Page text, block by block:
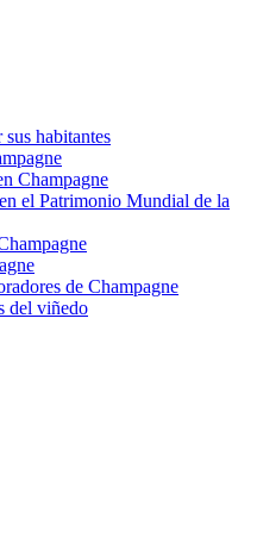
habitantes
Champagne
el Patrimonio Mundial de la
de Champagne
del viñedo